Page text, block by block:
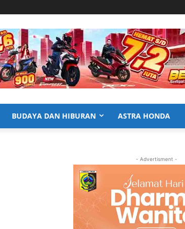
BUDAYA DAN HIBURAN ASTRA HONDA
- Advertisment -